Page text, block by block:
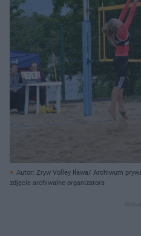
Autor: Zryw Volley Iława/ Archiwum
zdjęcie archiwalne organizatora